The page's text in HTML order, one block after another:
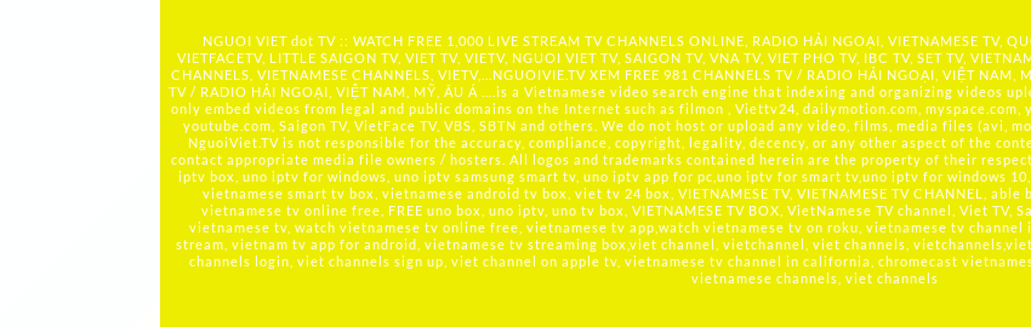
NGUOI VIET dot TV :: WATCH FREE 1,000 LIVE STREAM TV CHANNELS ONLINE, RADIO HẢI NGOẠI, VIETNAMESE TV,
VIETFACETV, LITTLE SAIGON TV, VIET TV, VIETV, NGUOI VIET TV, SAIGON TV, VNA TV, VIET PHO TV, IBC TV, SET TV,
CHANNELS, VIETNAMESE CHANNELS, VIETV,...
NGUOIVIE.TVXEM FREE 981 CHANNELS TV / RADIO HẢI NGOẠI, VIỆT NAM,
TV / RADIO HẢI NGOẠI, VIỆT NAM, MỸ, ÂU Á ….is a Vietnamese video search engine that indexing and organizing videos
only embed videos from legal and public domains on the Internet such as filmon , Viettv24, dailymotion.com, myspace.com,
youtube.com, Saigon TV, VietFace TV, VBS, SBTN and others. We do not host or upload any video, films, media files (avi,
NguoiViet.TV is not responsible for the accuracy, compliance, copyright, legality, decency, or any other aspect of the
contact appropriate media file owners / hosters. All logos and trademarks contained herein are the property of their
iptv box, uno iptv for windows, uno iptv samsung smart tv, uno iptv app for pc,uno iptv for smart tv,uno iptv for windows
vietnamese smart tv box, vietnamese android tv box, viet tv 24 box, VIETNAMESE TV, VIETNAMESE TV CHANNEL,
vietnamese tv online free, FREE uno box, uno iptv, uno tv box, VIETNAMESE TV BOX, VietNamese TV channel, Viet TV,
vietnamese tv, watch vietnamese tv online free, vietnamese tv app,watch vietnamese tv on roku, vietnamese tv
stream, vietnam tv app for android, vietnamese tv streaming box,viet channel, vietchannel, viet channels,
channels login, viet channels sign up, viet channel on apple tv, vietnamese tv channel in california, chromecast
vietnamese channels, viet channels